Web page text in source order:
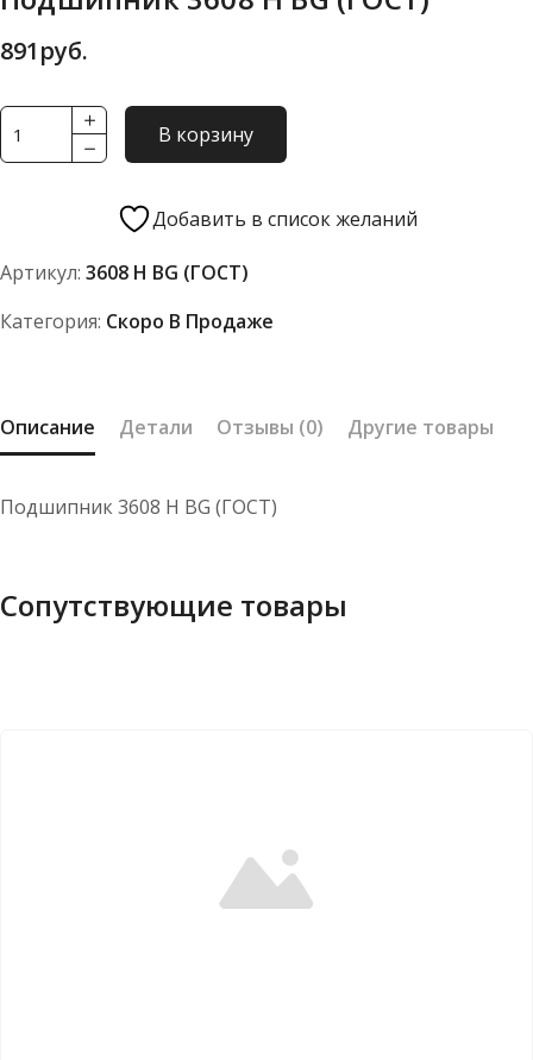
891руб.
Количество
товара
BG
В корзину
Добавить в список желаний
Артикул: 3608 Н BG (ГОСТ)
Категория: Скоро В Продаже
Описание Детали Отзывы (0) Другие товары
Подшипник 3608 Н BG (ГОСТ)
Сопутствующие товары